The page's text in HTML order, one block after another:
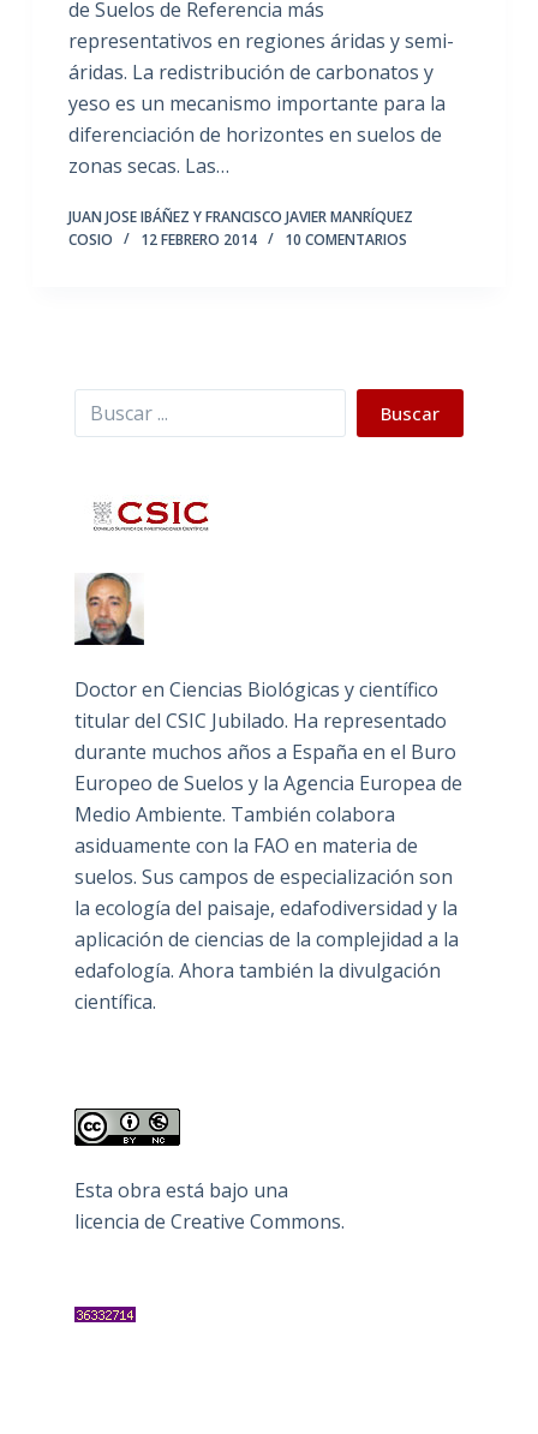
de Suelos de Referencia más
representativos en regiones áridas y semi-
áridas. La redistribución de carbonatos y
yeso es un mecanismo importante para la
diferenciación de horizontes en suelos de
zonas secas. Las…
JUAN JOSE IBÁÑEZ Y FRANCISCO JAVIER MANRÍQUEZ
COSIO
12 FEBRERO 2014 10 COMENTARIOS
Buscar Buscar
Doctor en Ciencias Biológicas y científico
titular del CSIC Jubilado. Ha representado
durante muchos años a España en el Buro
Europeo de Suelos y la Agencia Europea de
Medio Ambiente. También colabora
asiduamente con la FAO en materia de
suelos. Sus campos de especialización son
la ecología del paisaje, edafodiversidad y la
aplicación de ciencias de la complejidad a la
edafología. Ahora también la divulgación
científica.
Esta obra está bajo una
licencia de Creative Commons.